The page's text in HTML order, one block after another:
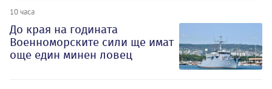
10 часа
До края на годината
Военноморските сили ще имат
още един минен ловец